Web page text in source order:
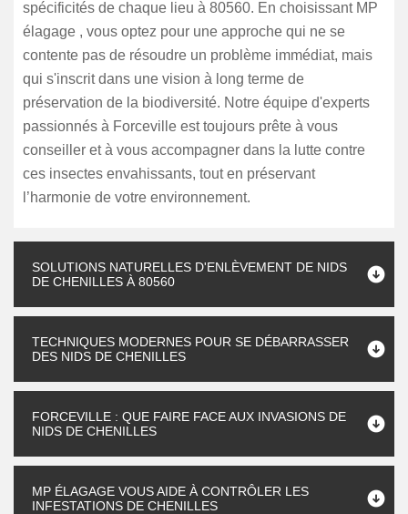
spécificités de chaque lieu à 80560. En choisissant MP
élagage , vous optez pour une approche qui ne se
contente pas de résoudre un problème immédiat, mais
qui s'inscrit dans une vision à long terme de
préservation de la biodiversité. Notre équipe d'experts
passionnés à Forceville est toujours prête à vous
conseiller et à vous accompagner dans la lutte contre
ces insectes envahissants, tout en préservant
l’harmonie de votre environnement.
SOLUTIONS NATURELLES D'ENLÈVEMENT DE NIDS
DE CHENILLES À 80560
TECHNIQUES MODERNES POUR SE DÉBARRASSER
DES NIDS DE CHENILLES
FORCEVILLE : QUE FAIRE FACE AUX INVASIONS DE
NIDS DE CHENILLES
MP ÉLAGAGE VOUS AIDE À CONTRÔLER LES
INFESTATIONS DE CHENILLES